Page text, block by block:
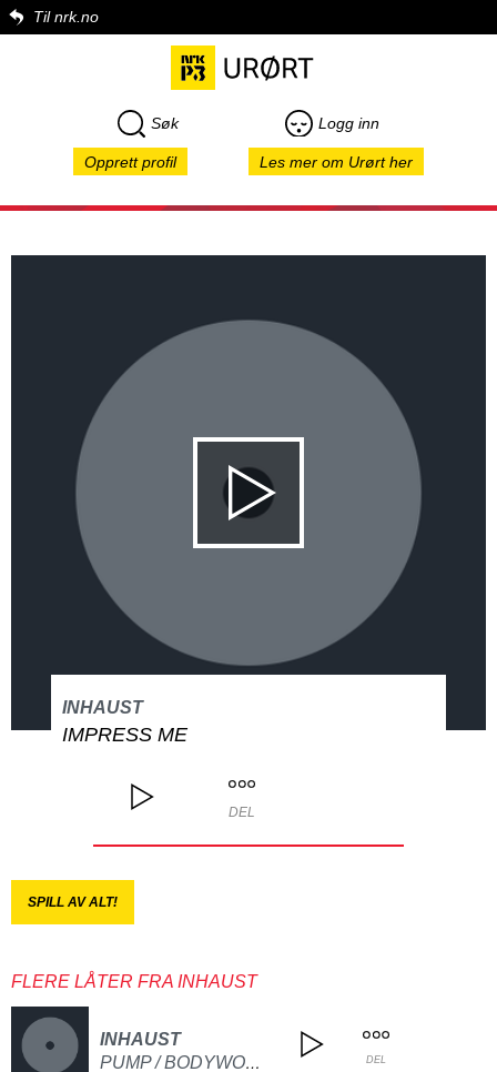
Til nrk.no
Søk Logg inn
Opprett profil Les mer om Urørt her
INHAUST
IMPRESS ME
DEL
SPILL AV ALT!
FLERE LÅTER FRA INHAUST
INHAUST
PUMP / BODYWORKING DEL